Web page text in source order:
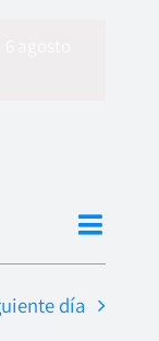
vistas
de
vistas
Día
día